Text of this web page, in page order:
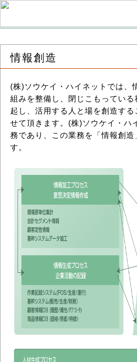
情報創造
(株)ソウケイ・ハイネットでは、
組みを整備し、閉じこもっている
起し、活用する人と場を創造する
せて頂きます。(株)ソウケイ・ハ
務であり、この業務を「情報創造
す。